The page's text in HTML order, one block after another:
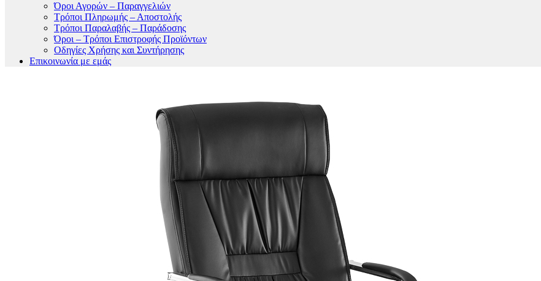
Όροι Αγορών – Παραγγελιών
Τρόποι Πληρωμής – Αποστολής
Τρόποι Παραλαβής – Παράδοσης
Όροι – Τρόποι Επιστροφής Προϊόντων
Οδηγίες Χρήσης και Συντήρησης
Επικοινωνία με εμάς